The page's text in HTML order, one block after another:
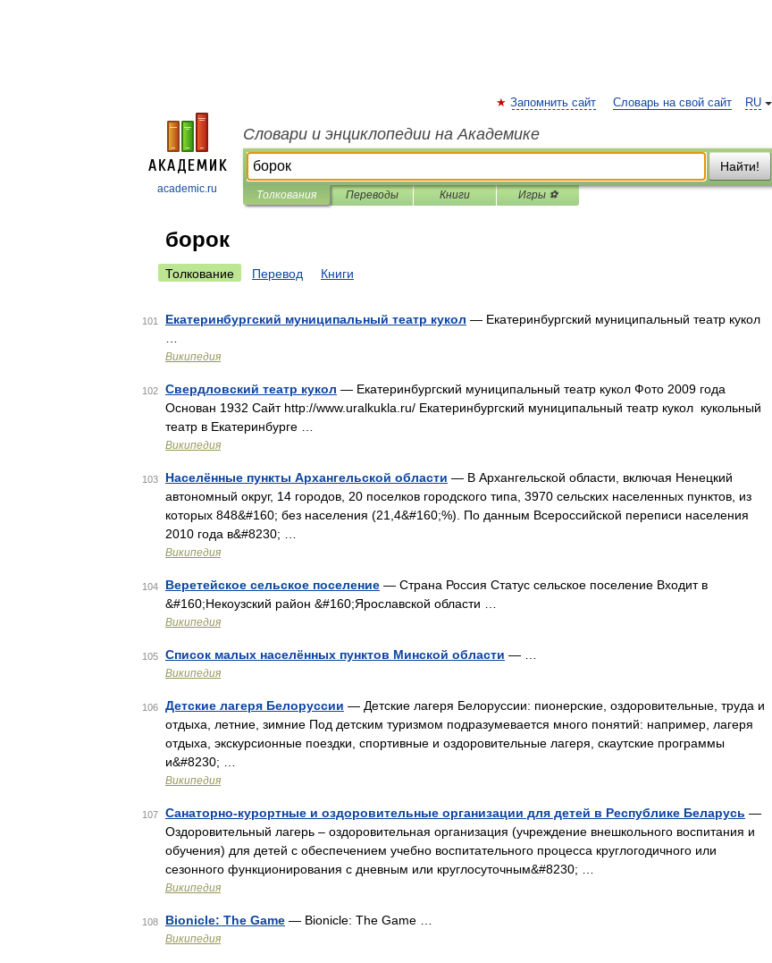
academic.ru
RU
Запомнить сайт Словарь на свой сайт
Словари и энциклопедии на Академике
Найти!
Толкования Переводы Книги Игры ⚽
борок
Толкование Перевод Книги
101 Екатеринбургский муниципальный театр кукол — Екатеринбургский муниципальный театр кукол
Википедия
102 Свердловский театр кукол — Екатеринбургский муниципальный театр кукол Фото 2009 года
Основан 1932 Сайт http://www.uralkukla.ru/ Екатеринбургский муниципальный театр кукол кукольный
театр в Екатеринбурге …
Википедия
103 Населённые пункты Архангельской области — В Архангельской области, включая Ненецкий
автономный округ, 14 городов, 20 поселков городского типа, 3970 сельских населенных пунктов, из
которых 848&#160; без населения (21,4&#160;%). По данным Всероссийской переписи населения
2010 года в&#8230; …
Википедия
104 Веретейское сельское поселение — Страна Россия Статус сельское поселение Входит в
&#160;Некоузский район &#160;Ярославской области …
Википедия
105 Список малых населённых пунктов Минской области — …
Википедия
106 Детские лагеря Белоруссии — Детские лагеря Белоруссии: пионерские, оздоровительные, труда и
отдыха, летние, зимние Под детским туризмом подразумевается много понятий: например, лагеря
отдыха, экскурсионные поездки, спортивные и оздоровительные лагеря, скаутские программы
и&#8230; …
Википедия
107 Санаторно-курортные и оздоровительные организации для детей в Республике Беларусь —
Оздоровительный лагерь – оздоровительная организация (учреждение внешкольного воспитания и
обучения) для детей с обеспечением учебно воспитательного процесса круглогодичного или
сезонного функционирования с дневным или круглосуточным&#8230; …
Википедия
108 Bionicle: The Game — Bionicle: The Game …
Википедия